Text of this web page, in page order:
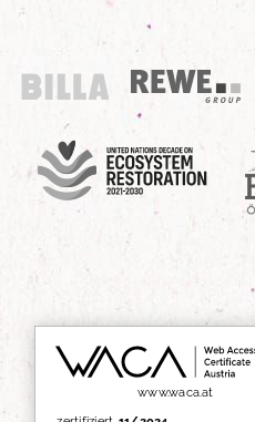
Billa
REWE Group
UN Decade